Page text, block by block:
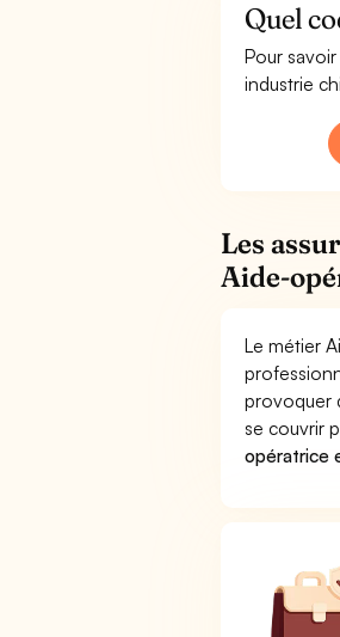
Quel
Pour
industrie
Les
Aide-
Le métier
provoquer
se couvrir
opératrice